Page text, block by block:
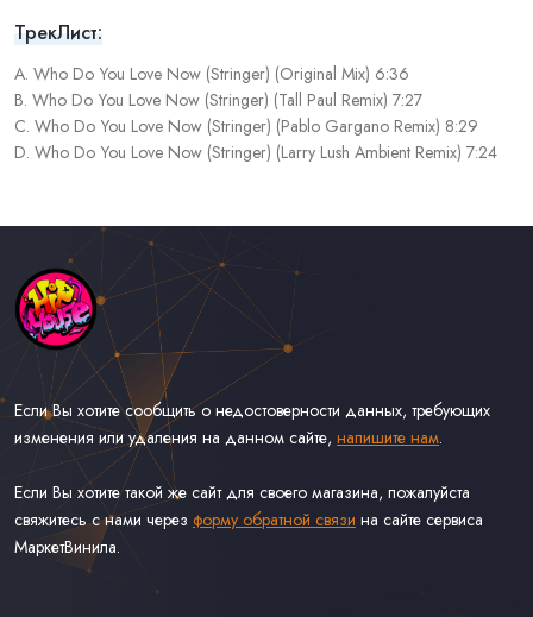
ТрекЛист:
A. Who Do You Love Now (Stringer) (Original Mix) 6:36
B. Who Do You Love Now (Stringer) (Tall Paul Remix) 7:27
C. Who Do You Love Now (Stringer) (Pablo Gargano Remix) 8:29
D. Who Do You Love Now (Stringer) (Larry Lush Ambient Remix) 7:24
Если Вы хотите сообщить о недостоверности данных, требующих
изменения или удаления на данном сайте, напишите нам.
Если Вы хотите такой же сайт для своего магазина, пожалуйста
свяжитесь с нами через форму обратной связи на сайте сервиса
МаркетВинила.
Каталог Музыки на Виниле В Наличии